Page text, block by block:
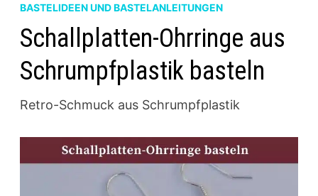
BASTELIDEEN UND BASTELANLEITUNGEN
Schallplatten-Ohrringe aus
Schrumpfplastik basteln
Retro-Schmuck aus Schrumpfplastik